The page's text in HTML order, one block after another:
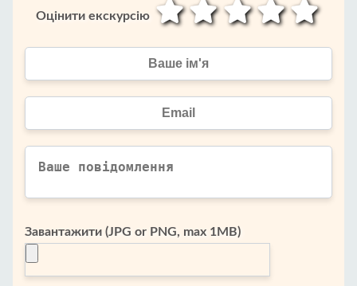
Оцінити екскурсію
Завантажити (JPG or PNG, max 1MB)